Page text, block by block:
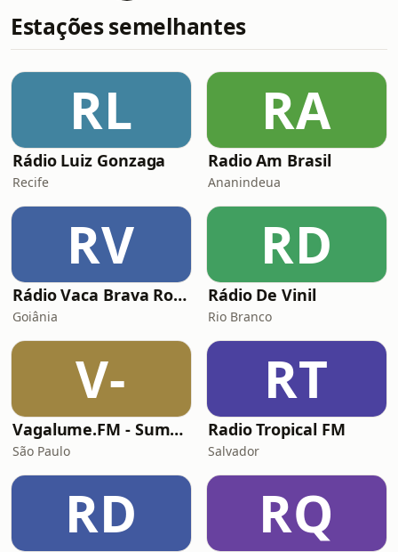
Estações semelhantes
RL
Rádio Luiz Gonzaga
Recife
RA
Radio Am Brasil
Ananindeua
RV
Rádio Vaca Brava Rock
Goiânia
RD
Rádio De Vinil
Rio Branco
V-
Vagalume.FM - Summer
São Paulo
RT
Radio Tropical FM
Salvador
RD RQ